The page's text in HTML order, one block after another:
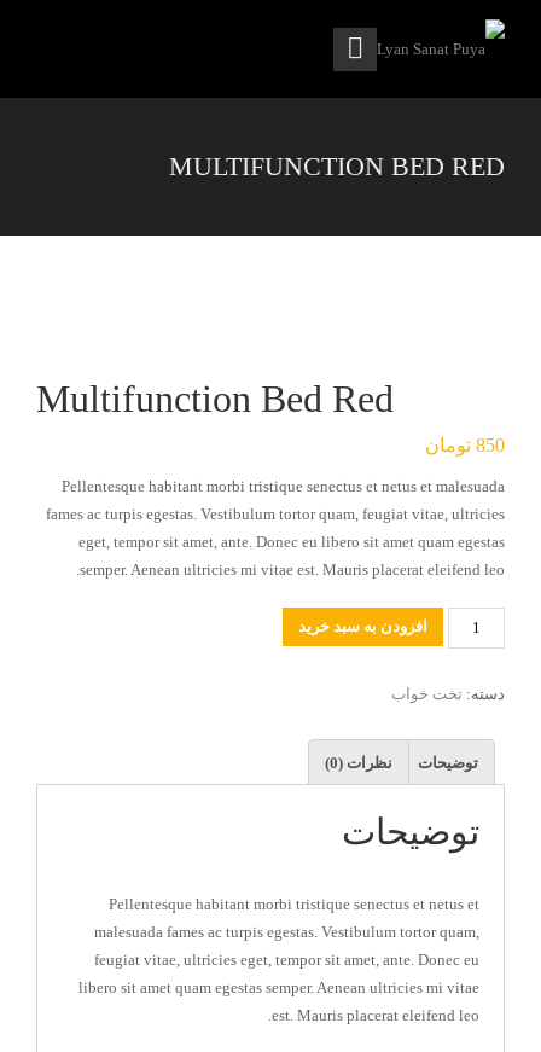
MULTIFUNCTION BED RED
Multifunction Bed Red
850 تومان
Pellentesque habitant morbi tristique senectus et netus et malesuada
fames ac turpis egestas. Vestibulum tortor quam, feugiat vitae, ultricies
eget, tempor sit amet, ante. Donec eu libero sit amet quam egestas
semper. Aenean ultricies mi vitae est. Mauris placerat eleifend leo.
تعداد افزودن به سبد خرید
دسته: تخت خواب
توضیحات نظرات (0)
توضیحات
Pellentesque habitant morbi tristique senectus et netus et
malesuada fames ac turpis egestas. Vestibulum tortor quam,
feugiat vitae, ultricies eget, tempor sit amet, ante. Donec eu
libero sit amet quam egestas semper. Aenean ultricies mi vitae
est. Mauris placerat eleifend leo.